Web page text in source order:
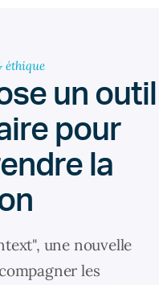
éthique
un outil
pour
la
une nouvelle
les